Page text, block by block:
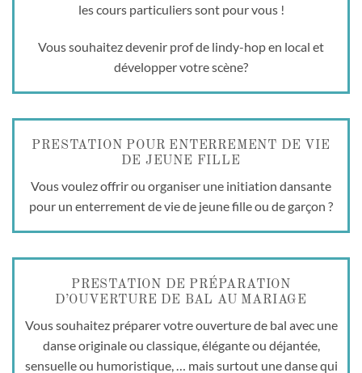
les cours particuliers sont pour vous !
Vous souhaitez devenir prof de lindy-hop en local et
développer votre scène?
PRESTATION POUR ENTERREMENT DE VIE
DE JEUNE FILLE
Vous voulez offrir ou organiser une initiation dansante
pour un enterrement de vie de jeune fille ou de garçon ?
PRESTATION DE PRÉPARATION
D’OUVERTURE DE BAL AU MARIAGE
Vous souhaitez préparer votre ouverture de bal avec une
danse originale ou classique, élégante ou déjantée,
sensuelle ou humoristique, … mais surtout une danse qui